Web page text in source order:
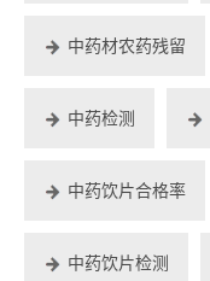
中药材农药残留
中药检测
中药饮片合格率
中药饮片检测